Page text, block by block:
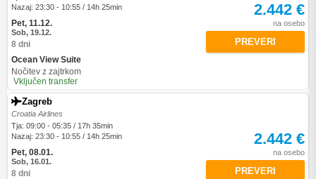
Nazaj: 23:30 - 10:55 / 14h 25min
Pet, 11.12.
Sob, 19.12.
8 dni
Ocean View Suite
Nočitev z zajtrkom
Vključen transfer
2.442 €
na osebo
PREVERI
Zagreb
Croatia Airlines
Tja: 09:00 - 05:35 / 17h 35min
Nazaj: 23:30 - 10:55 / 14h 25min
Pet, 08.01.
Sob, 16.01.
8 dni
2.442 €
na osebo
PREVERI